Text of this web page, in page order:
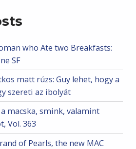
who Ate two Breakfasts:
SF
matt rúzs: Guy lehet, hogy a
szereti az ibolyát
macska, smink, valamint
Vol. 363
of Pearls, the new MAC